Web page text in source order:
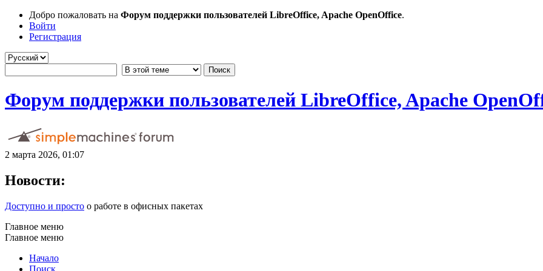
Добро пожаловать на Форум поддержки пользователей LibreOffice, Apache OpenOffice.
Войти
Регистрация
Форум поддержки пользователей LibreOffice, Apache
2 марта 2026, 01:07
Новости:
Доступно и просто о работе в офисных пакетах
Главное меню
Главное меню
Начало
Поиск